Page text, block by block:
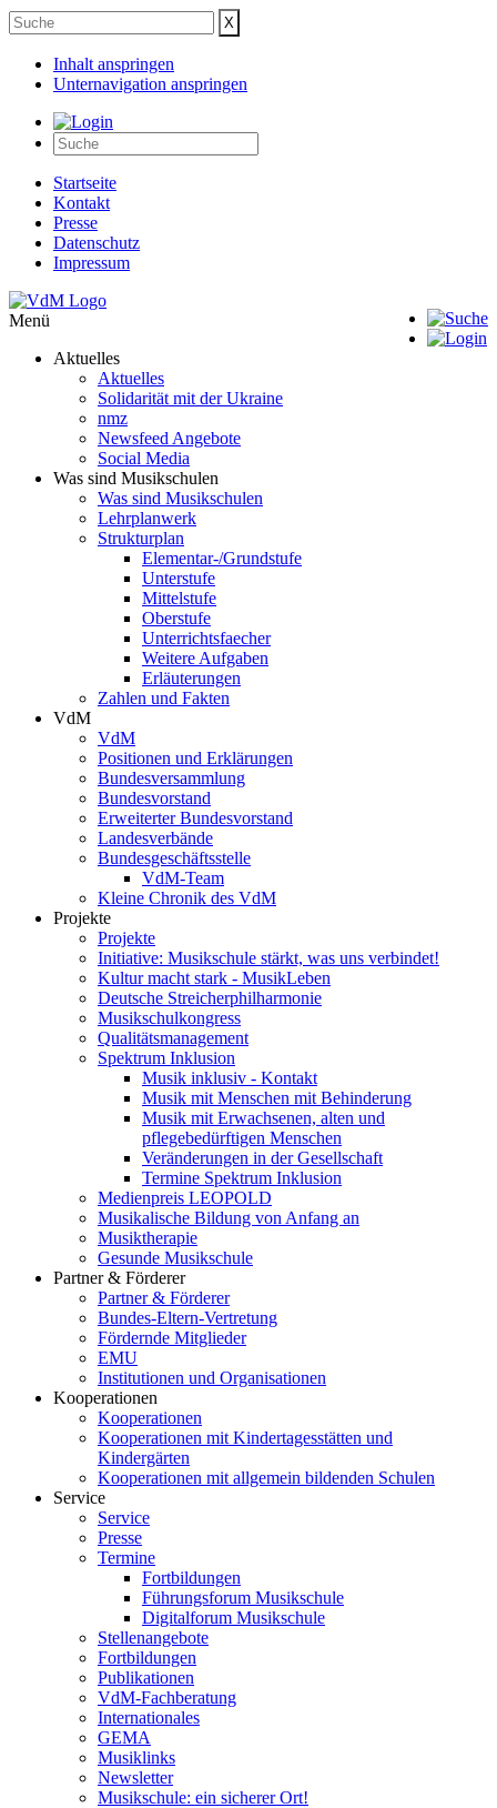
Inhalt anspringen
Unternavigation anspringen
Startseite
Kontakt
Presse
Datenschutz
Impressum
Menü
Aktuelles
Aktuelles
Solidarität mit der Ukraine
nmz
Newsfeed Angebote
Social Media
Was sind Musikschulen
Was sind Musikschulen
Lehrplanwerk
Strukturplan
Elementar-/Grundstufe
Unterstufe
Mittelstufe
Oberstufe
Unterrichtsfaecher
Weitere Aufgaben
Erläuterungen
Zahlen und Fakten
VdM
VdM
Positionen und Erklärungen
Bundesversammlung
Bundesvorstand
Erweiterter Bundesvorstand
Landesverbände
Bundesgeschäftsstelle
VdM-Team
Kleine Chronik des VdM
Projekte
Projekte
Initiative: Musikschule stärkt, was uns verbindet!
Kultur macht stark - MusikLeben
Deutsche Streicherphilharmonie
Musikschulkongress
Qualitätsmanagement
Spektrum Inklusion
Musik inklusiv - Kontakt
Musik mit Menschen mit Behinderung
Musik mit Erwachsenen, alten und
pflegebedürftigen Menschen
Veränderungen in der Gesellschaft
Termine Spektrum Inklusion
Medienpreis LEOPOLD
Musikalische Bildung von Anfang an
Musiktherapie
Gesunde Musikschule
Partner & Förderer
Partner & Förderer
Bundes-Eltern-Vertretung
Fördernde Mitglieder
EMU
Institutionen und Organisationen
Kooperationen
Kooperationen
Kooperationen mit Kindertagesstätten und
Kindergärten
Kooperationen mit allgemein bildenden Schulen
Service
Service
Presse
Termine
Fortbildungen
Führungsforum Musikschule
Digitalforum Musikschule
Stellenangebote
Fortbildungen
Publikationen
VdM-Fachberatung
Internationales
GEMA
Musiklinks
Newsletter
Musikschule: ein sicherer Ort!